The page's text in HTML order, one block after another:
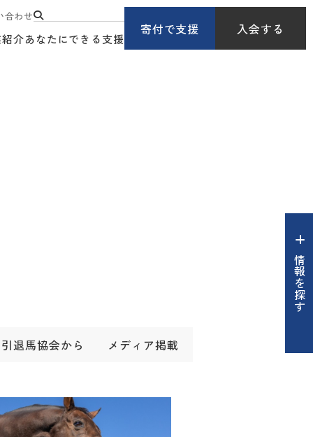
合わせ
介あなたにできる支援
寄付で支援 入会する
情報を探す
引退馬協会から メディア掲載